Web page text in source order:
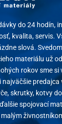
do 24 hodín,
kvalita, servis.
slová.
materiálu už
rokov sme
predajca
skrutky, kotvy
spojovací